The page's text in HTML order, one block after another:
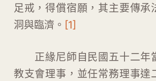
足戒，得償宿願，其主要傳承
洞與臨濟。
[1]
正緣尼師自民國五十二年
教支會理事，並任常務理事達